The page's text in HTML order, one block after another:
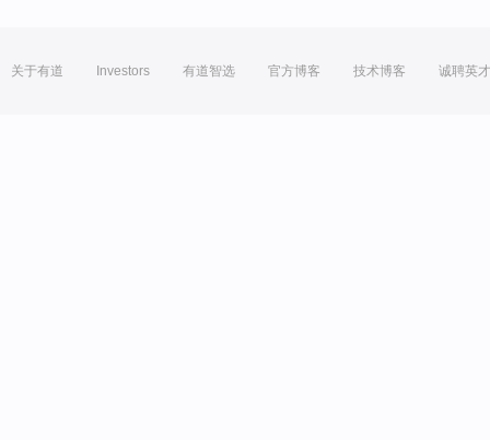
关于有道 Investors 有道智选 官方博客 技术博客 诚聘英才